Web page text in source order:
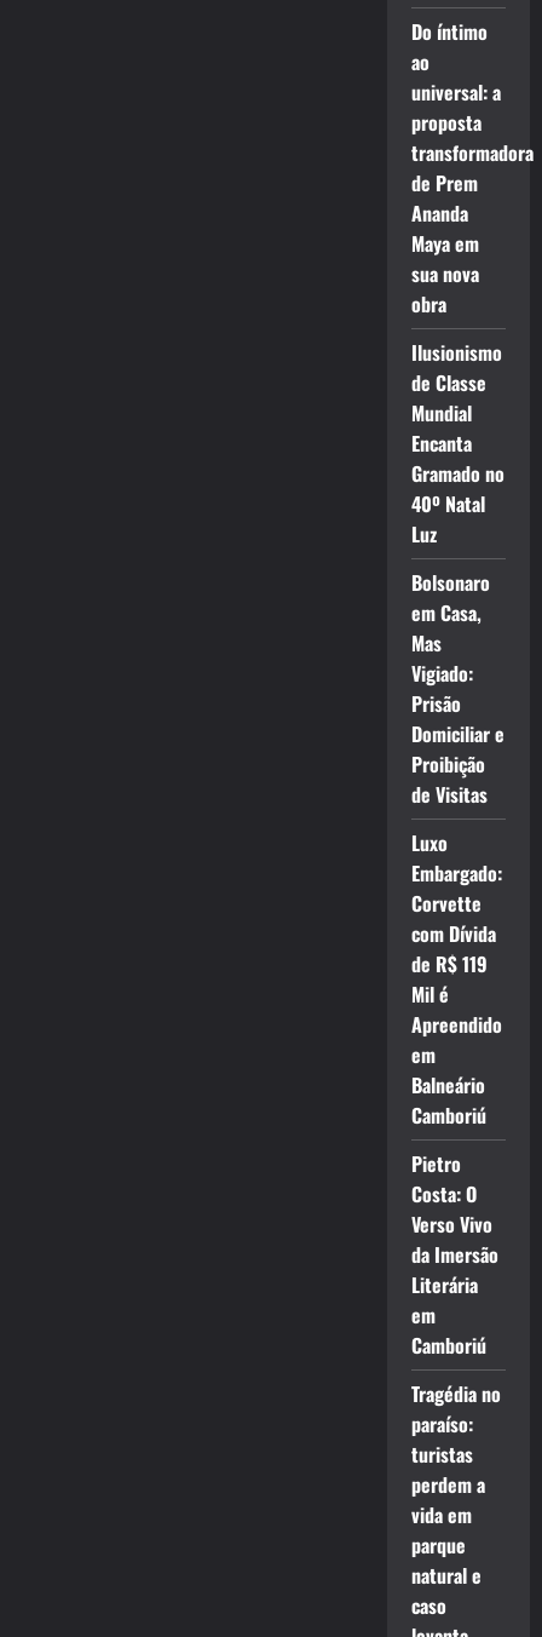
Do íntimo
ao
universal: a
proposta
transformadora
de Prem
Ananda
Maya em
sua nova
obra
Ilusionismo
de Classe
Mundial
Encanta
Gramado no
40º Natal
Luz
Bolsonaro
em Casa,
Mas
Vigiado:
Prisão
Domiciliar e
Proibição
de Visitas
Luxo
Embargado:
Corvette
com Dívida
de R$ 119
Mil é
Apreendido
em
Balneário
Camboriú
Pietro
Costa: O
Verso Vivo
da Imersão
Literária
em
Camboriú
Tragédia no
paraíso:
turistas
perdem a
vida em
parque
natural e
caso